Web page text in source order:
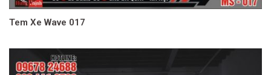
Tem Xe Wave 017